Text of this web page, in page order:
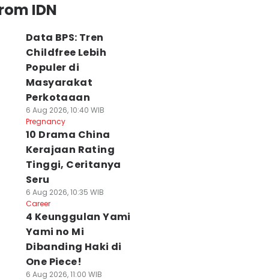
IDN
Data BPS: Tren
Childfree Lebih
Populer di
Masyarakat
Perkotaaan
6 Aug 2026, 10:40 WIB
Pregnancy
10 Drama China
Kerajaan Rating
Tinggi, Ceritanya
Seru
6 Aug 2026, 10:35 WIB
Career
4 Keunggulan Yami
Yami no Mi
Dibanding Haki di
One Piece!
6 Aug 2026, 11:00 WIB